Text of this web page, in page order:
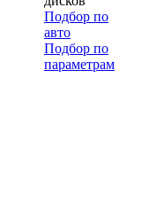
Подбор по
авто
Подбор по
параметрам